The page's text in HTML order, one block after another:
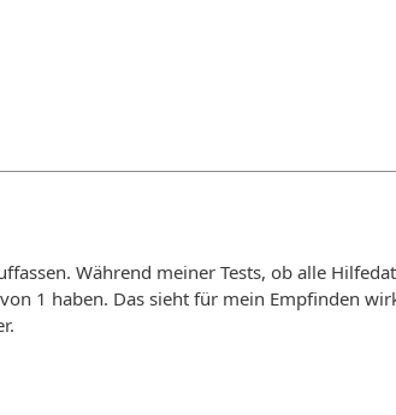
Während meiner Tests, ob alle
1 haben. Das sieht für mein Empfinden